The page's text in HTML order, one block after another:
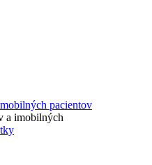
pacientov
a imobilných